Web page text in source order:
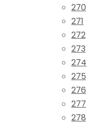
270
271
272
273
274
275
276
277
278